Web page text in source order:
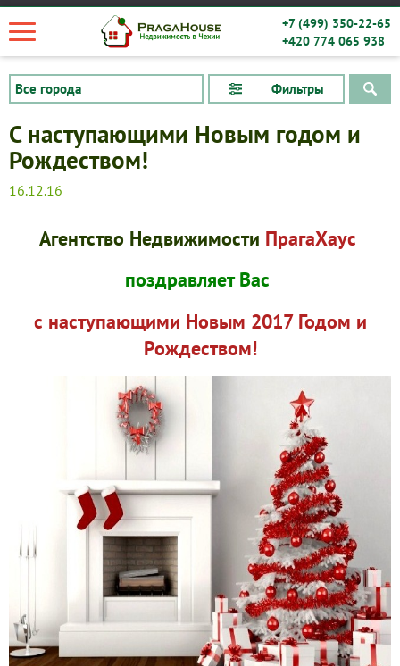
+7 (499) 350-22-65
+420 774 065 938
Фильтры
Квартиры
Новостройки
Коммерческие объекты
С наступающими Новым годом и
Рождеством!
16.12.16
Агентство Недвижимости ПрагаХаус
поздравляет Вас
с наступающими Новым 2017 Годом и
Рождеством!